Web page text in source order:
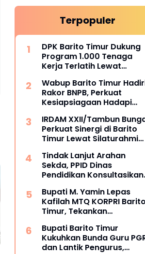
Terpopuler
DPK Barito Timur Dukung
Program 1.000 Tenaga
Kerja Terlatih Lewat
Warga Binaan
Wabup Barito Timur
Rakor BNPB, Perkuat
Kesiapsiagaan Hadapi
Karhutla dan Kekeringan
IRDAM XXII/Tambun
Perkuat Sinergi di Barito
Timur Lewat Silaturahmi
Mapas
Tindak Lanjut Arahan
Sekda, PPID Dinas
Pendidikan Konsultasikan
2026
Bupati M. Yamin Lepas
Kafilah MTQ KORPRI Barito
Timur, Tekankan
Spiritual ASN
Bupati Barito Timur
Kukuhkan Bunda Guru
dan Lantik Pengurus,